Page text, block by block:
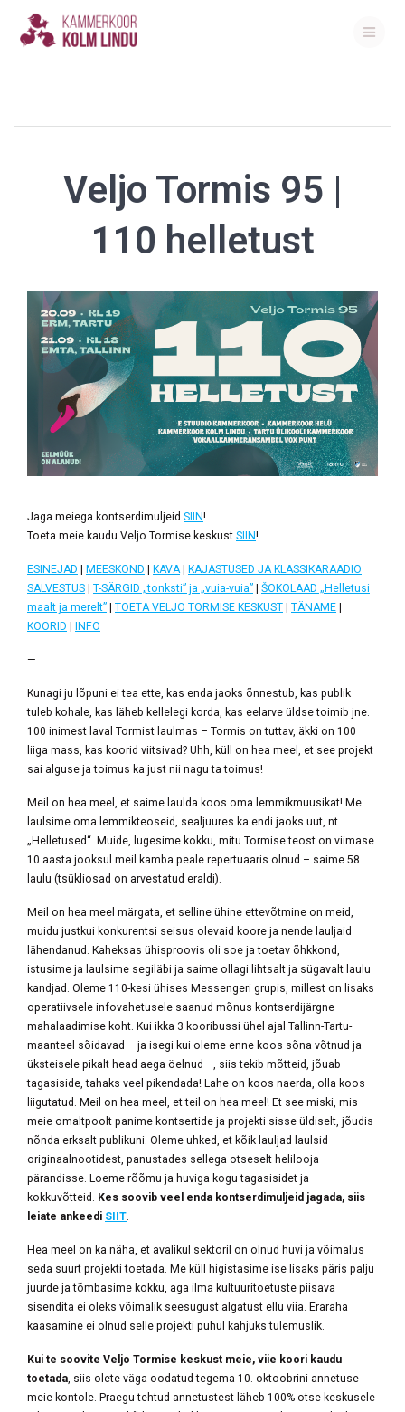
Veljo Tormis 95 |
110 helletust
Jaga meiega kontserdimuljeid SIIN!
Toeta meie kaudu Veljo Tormise keskust SIIN!
ESINEJAD | MEESKOND | KAVA | KAJASTUSED JA KLASSIKARAADIO
SALVESTUS | T-SÄRGID „tonksti” ja „vuia-vuia” | ŠOKOLAAD „Helletusi
maalt ja merelt” | TOETA VELJO TORMISE KESKUST | TÄNAME |
KOORID | INFO
—
Kunagi ju lõpuni ei tea ette, kas enda jaoks õnnestub, kas publik
tuleb kohale, kas läheb kellelegi korda, kas eelarve üldse toimib jne.
100 inimest laval Tormist laulmas – Tormis on tuttav, äkki on 100
liiga mass, kas koorid viitsivad? Uhh, küll on hea meel, et see projekt
sai alguse ja toimus ka just nii nagu ta toimus!
Meil on hea meel, et saime laulda koos oma lemmikmuusikat! Me
laulsime oma lemmikteoseid, sealjuures ka endi jaoks uut, nt
„Helletused“. Muide, lugesime kokku, mitu Tormise teost on viimase
10 aasta jooksul meil kamba peale repertuaaris olnud – saime 58
laulu (tsükliosad on arvestatud eraldi).
Meil on hea meel märgata, et selline ühine ettevõtmine on meid,
muidu justkui konkurentsi seisus olevaid koore ja nende lauljaid
lähendanud. Kaheksas ühisproovis oli soe ja toetav õhkkond,
istusime ja laulsime segiläbi ja saime ollagi lihtsalt ja sügavalt laulu
kandjad. Oleme 110-kesi ühises Messengeri grupis, millest on lisaks
operatiivsele infovahetusele saanud mõnus kontserdijärgne
mahalaadimise koht. Kui ikka 3 kooribussi ühel ajal Tallinn-Tartu-
maanteel sõidavad – ja isegi kui oleme enne koos sõna võtnud ja
üksteisele pikalt head aega öelnud –, siis tekib mõtteid, jõuab
tagasiside, tahaks veel pikendada! Lahe on koos naerda, olla koos
liigutatud. Meil on hea meel, et teil on hea meel! Et see miski, mis
meie omaltpoolt panime kontsertide ja projekti sisse üldiselt, jõudis
nõnda erksalt publikuni. Oleme uhked, et kõik lauljad laulsid
originaalnootidest, panustades sellega otseselt helilooja
pärandisse. Loeme rõõmu ja huviga kogu tagasisidet ja
kokkuvõtteid. Kes soovib veel enda kontserdimuljeid jagada, siis
leiate ankeedi SIIT
Hea meel on ka näha, et avalikul sektoril on olnud huvi ja võimalus
seda suurt projekti toetada. Me küll higistasime ise lisaks päris palju
juurde ja tõmbasime kokku, aga ilma kultuuritoetuste piisava
sisendita ei oleks võimalik seesugust algatust ellu viia. Eraraha
kaasamine ei olnud selle projekti puhul kahjuks tulemuslik.
Kui te soovite Veljo Tormise keskust meie, viie koori kaudu
toetada , siis olete väga oodatud tegema 10. oktoobrini annetuse
meie kontole. Praegu tehtud annetustest läheb 100% otse keskusele